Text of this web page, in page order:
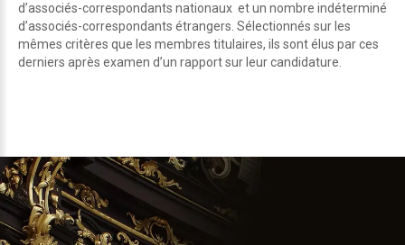
d’associés-correspondants nationaux et un nombre indéterminé
d’associés-correspondants étrangers. Sélectionnés sur les
mêmes critères que les membres titulaires, ils sont élus par ces
derniers après examen d’un rapport sur leur candidature.